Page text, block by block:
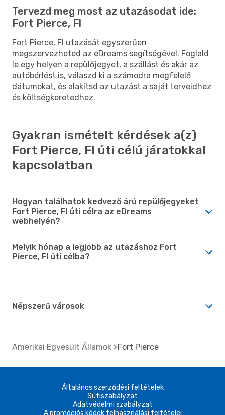
Tervezd meg most az utazásodat ide:
Fort Pierce, Fl
Fort Pierce, Fl utazását egyszerűen
megszervezheted az eDreams segítségével. Foglald
le egy helyen a repülőjegyet, a szállást és akár az
autóbérlést is, válaszd ki a számodra megfelelő
dátumokat, és alakítsd az utazást a saját terveidhez
és költségkeretedhez.
Gyakran ismételt kérdések a(z)
Fort Pierce, Fl úti célú járatokkal
kapcsolatban
Hogyan találhatok kedvező árú repülőjegyeket
Fort Pierce, Fl úti célra az eDreams
webhelyén?
Melyik hónap a legjobb az utazáshoz Fort
Pierce, Fl úti célba?
Népszerű városok
Amerikai Egyesült Államok Fort Pierce
Általános szerződési feltételek
Sütiszabályzat
Adatvédelmi szabályzat
A promóciós kódok felhasználási feltételei